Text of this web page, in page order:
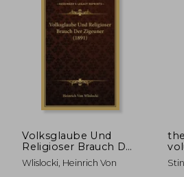
dcto. 26,68 €
Volksglaube Und
Religioser Brauch Der
Zigeuner (1891) (en
Alemán)
Wlislocki, Heinrich Von